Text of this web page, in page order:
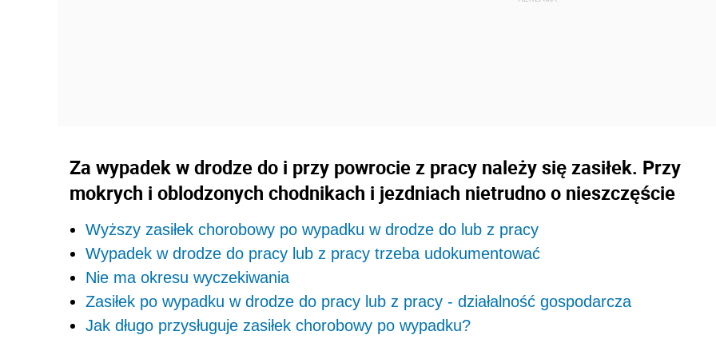
Za wypadek w drodze do i przy powrocie z pracy należy się zasiłek. Przy
mokrych i oblodzonych chodnikach i jezdniach nietrudno o nieszczęście
Wyższy zasiłek chorobowy po wypadku w drodze do lub z pracy
Wypadek w drodze do pracy lub z pracy trzeba udokumentować
Nie ma okresu wyczekiwania
Zasiłek po wypadku w drodze do pracy lub z pracy - działalność gospodarcza
Jak długo przysługuje zasiłek chorobowy po wypadku?